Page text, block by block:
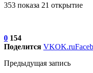
353 показа 21 открытие
0 154
Поделится VKOK.ru
Предыдущая запись